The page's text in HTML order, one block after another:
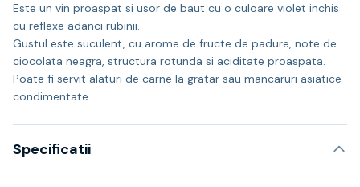
Este un vin proaspat si usor de baut cu o culoare violet inchis
cu reflexe adanci rubinii.
Gustul este suculent, cu arome de fructe de padure, note de
ciocolata neagra, structura rotunda si aciditate proaspata.
Poate fi servit alaturi de carne la gratar sau mancaruri asiatice
condimentate.
Specificatii